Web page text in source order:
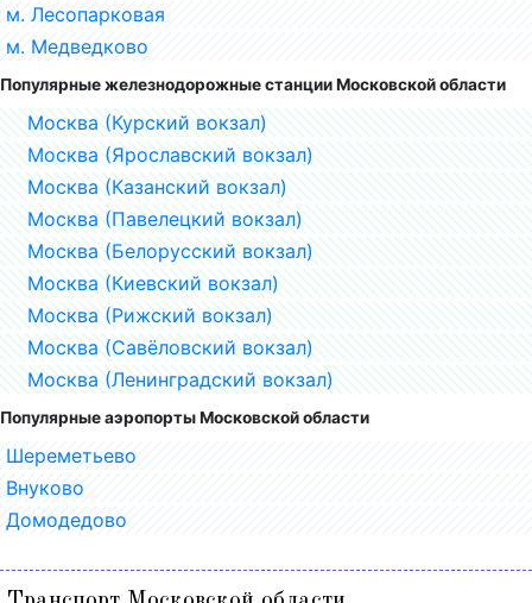
м. Лесопарковая
м. Медведково
Популярные железнодорожные станции Московской области
Москва (Курский вокзал)
Москва (Ярославский вокзал)
Москва (Казанский вокзал)
Москва (Павелецкий вокзал)
Москва (Белорусский вокзал)
Москва (Киевский вокзал)
Москва (Рижский вокзал)
Москва (Савёловский вокзал)
Москва (Ленинградский вокзал)
Популярные аэропорты Московской области
Шереметьево
Внуково
Домодедово